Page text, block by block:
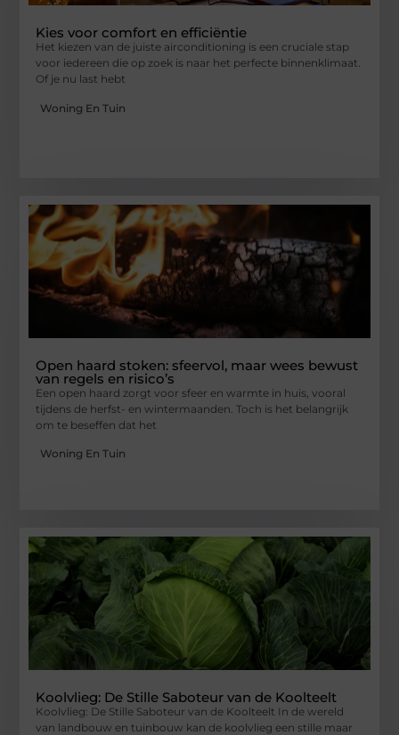
Kies voor comfort en efficiëntie
Het kiezen van de juiste airconditioning is een cruciale stap
voor iedereen die op zoek is naar het perfecte binnenklimaat.
Of je nu last hebt
Woning En Tuin
Open haard stoken: sfeervol, maar wees bewust
van regels en risico’s
Een open haard zorgt voor sfeer en warmte in huis, vooral
tijdens de herfst- en wintermaanden. Toch is het belangrijk
om te beseffen dat het
Woning En Tuin
Koolvlieg: De Stille Saboteur van de Koolteelt
Koolvlieg: De Stille Saboteur van de Koolteelt In de wereld
van landbouw en tuinbouw kan de koolvlieg een stille maar